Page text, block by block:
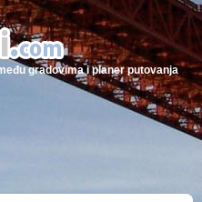
gradovima i planer putovanja